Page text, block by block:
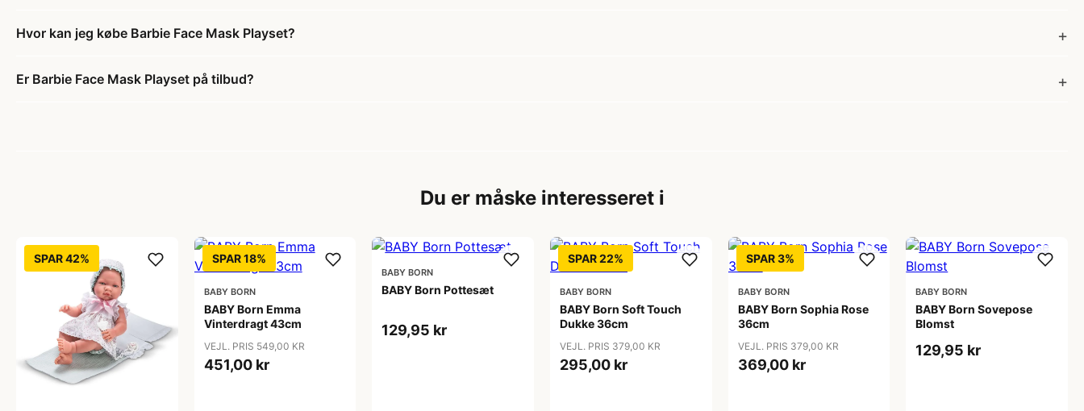
Hvor kan jeg købe Barbie Face Mask Playset?
Er Barbie Face Mask Playset på tilbud?
Du er måske interesseret i
SPAR 42% SPAR 18%
BABY BORN
BABY Born Emma
Vinterdragt 43cm
VEJL. PRIS 549,00 KR
451,00 kr
BABY BORN
BABY Born Pottesæt
129,95 kr
SPAR 22%
BABY BORN
BABY Born Soft Touch
Dukke 36cm
VEJL. PRIS 379,00 KR
295,00 kr
SPAR 3%
BABY BORN
BABY Born Sophia Rose
36cm
VEJL. PRIS 379,00 KR
369,00 kr
BABY BORN
BABY Born Sovepose
Blomst
129,95 kr